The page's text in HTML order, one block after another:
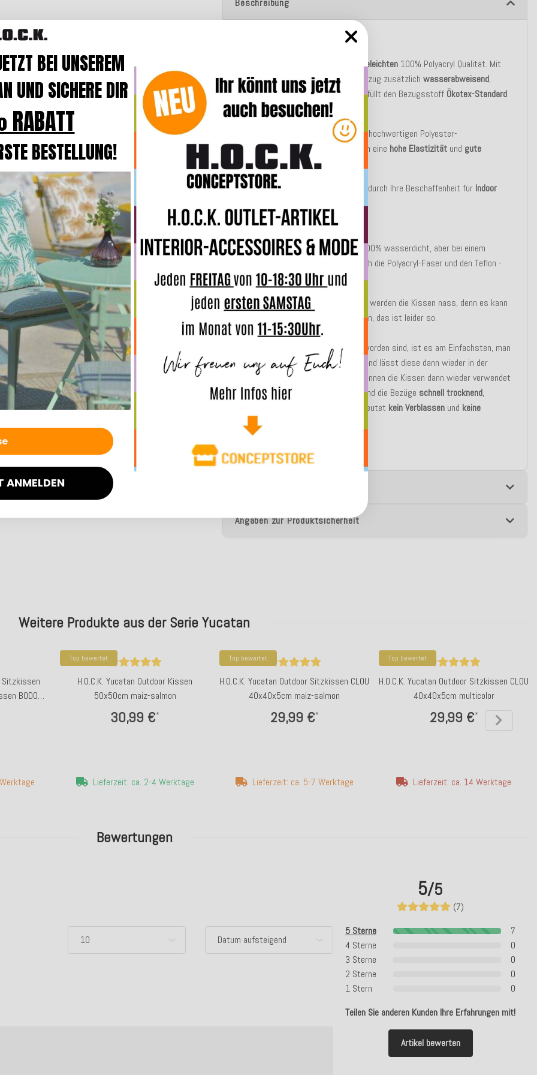
Beschreibung
pflegeleichten 100% Polyacryl Qualität. Mit
Fleckschutzausgerüstet ist der Bezug zusätzlichwasserabweisend,
lichtecht, schimmelresistent
und erfüllt den Bezugsstoff Ökotex-Standard
100.
Die Kissenfüllung besteht aus einer hochwertigen Polyester-
Hochbauschvliesfaser, die sich durch eine hohe Elastizität und gute
Rückstellwerte
auszeichnet.
Die Kissen sind
und durch Ihre Beschaffenheit für Indoor
Unsere Outdoor Kissen sind nicht 100% wasserdicht, aber bei einem
leichten Regenschauer sind sie durch die Polyacryl-Faser und den Teflon -
Schutzwasserabweisend!
Bei Dauerregen oder starkem Regen werden die Kissen nass, denn es kann
auch Wasser durch die Nähte dringen, das ist leider so.
wenn die Kissen mal nass geworden sind, ist es am Einfachsten, man
trennt den Bezug vom Innenkissen und lässt diese dann wieder in der
Sonne trocknen, nach einiger Zeit können die Kissen dann wieder verwendet
werden, durch den Polyacryl Stoff sind die Bezüge schnell trocknend,
, das bedeutet kein Verblassen und keine
Schimmelbildung
Angaben zur Produktsicherheit
Bewertungen
5/5
(7)
5 Sterne
7
4 Sterne
0
3 Sterne
0
2 Sterne
0
1 Stern
0
Teilen Sie anderen Kunden Ihre Erfahrungen mit!
Artikel bewerten
Weitere Produkte aus der Serie Yucatan
Sitzkissen
BODO
Top bewertet
H.O.C.K. Yucatan Outdoor Kissen
50x50cm maiz-salmon
30,99 €*
Lieferzeit: ca. 2-4 Werktage
Top bewertet
H.O.C.K. Yucatan Outdoor Sitzkissen CLOU
40x40x5cm maiz-salmon
29,99 €*
Lieferzeit: ca. 5-7 Werktage
Top bewertet
H.O.C.K. Yucatan Outdoor Sitzkissen CLOU
40x40x5cm multicolor
29,99 €*
Lieferzeit: ca. 14 Werktage
BEI UNSEREM
UND SICHERE DIR
BESTELLUNG!
ANMELDEN